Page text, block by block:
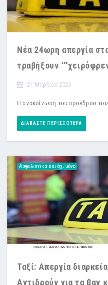
Νέα 24ωρη απεργία
τραβήξουν
21 Μαρτίου 2026
Η ανακοίνωση του προέδρου
ΔΙΑΒΆΣΤΕ ΠΕΡΙΣΣΌΤΕΡΑ
Ασφαλιστικά και όχι μόνο
Ταξί: Απεργία
Αντιδρούν για τα βαν